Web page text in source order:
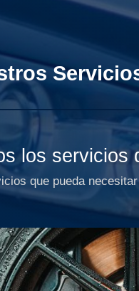
los servicios
que pueda